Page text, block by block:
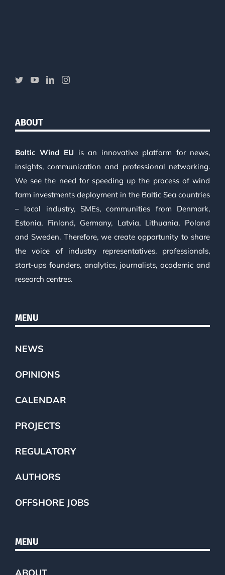
ABOUT
Baltic Wind EU is an innovative platform for news,
insights, communication and professional networking.
We see the need for speeding up the process of wind
farm investments deployment in the Baltic Sea countries
– local industry, SMEs, communities from Denmark,
Estonia, Finland, Germany, Latvia, Lithuania, Poland
and Sweden. Therefore, we create opportunity to share
the voice of industry representatives, professionals,
start-ups founders, analytics, journalists, academic and
research centres.
MENU
NEWS
OPINIONS
CALENDAR
PROJECTS
REGULATORY
AUTHORS
OFFSHORE JOBS
MENU
ABOUT